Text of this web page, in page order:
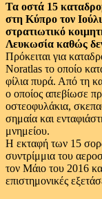
Τα οστά 15
στη Κύπρο τον
στρατιωτικό
Λευκωσία καθώς
Πρόκειται για
Noratlas το οποίο
φίλια πυρά. Από τη
ο οποίος απεβίωσε
οστεοφυλάκια,
σημαία και
μνημείου.
Η εκταφή των 15
συντρίμμια του
τον Μάιο του 2016
επιστημονικές